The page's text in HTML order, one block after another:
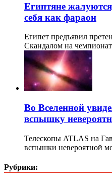
Египтяне
себя как фараон
Египет предъявил
Скандалом на
Во Вселенной
вспышку
Телескопы ATLAS на
вспышки невероятной
Рубрики: